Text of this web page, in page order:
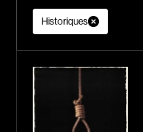
About us
Explorer par
Historiques